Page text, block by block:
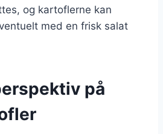
og kartoflerne kan
med en frisk salat
på